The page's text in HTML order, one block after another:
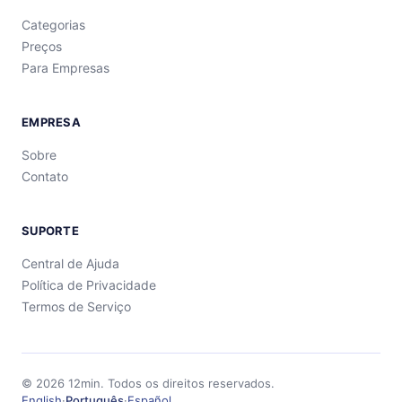
Categorias
Preços
Para Empresas
EMPRESA
Sobre
Contato
SUPORTE
Central de Ajuda
Política de Privacidade
Termos de Serviço
© 2026 12min. Todos os direitos reservados.